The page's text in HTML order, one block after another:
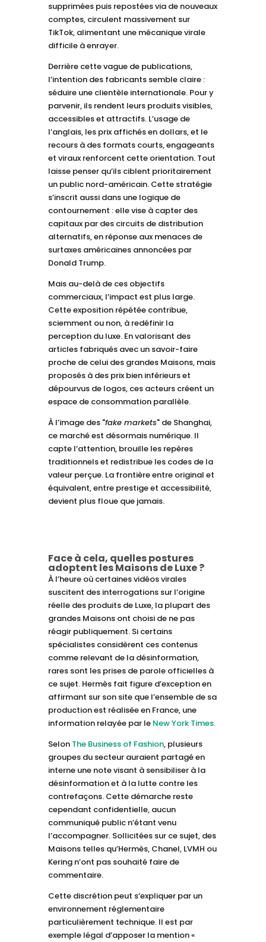
supprimées puis repostées via de nouveaux
comptes, circulent massivement sur
TikTok, alimentant une mécanique virale
difficile à enrayer.
Derrière cette vague de publications,
l’intention des fabricants semble claire :
séduire une clientèle internationale. Pour y
parvenir, ils rendent leurs produits visibles,
accessibles et attractifs. L’usage de
l’anglais, les prix affichés en dollars, et le
recours à des formats courts, engageants
et viraux renforcent cette orientation. Tout
laisse penser qu’ils ciblent prioritairement
un public nord-américain. Cette stratégie
s’inscrit aussi dans une logique de
contournement : elle vise à capter des
capitaux par des circuits de distribution
alternatifs, en réponse aux menaces de
surtaxes américaines annoncées par
Donald Trump.
Mais au-delà de ces objectifs
commerciaux, l’impact est plus large.
Cette exposition répétée contribue,
sciemment ou non, à redéfinir la
perception du luxe. En valorisant des
articles fabriqués avec un savoir-faire
proche de celui des grandes Maisons, mais
proposés à des prix bien inférieurs et
dépourvus de logos, ces acteurs créent un
espace de consommation parallèle.
À l’image des "fake markets" de Shanghai,
ce marché est désormais numérique. Il
capte l’attention, brouille les repères
traditionnels et redistribue les codes de la
valeur perçue. La frontière entre original et
équivalent, entre prestige et accessibilité,
devient plus floue que jamais.
Face à cela, quelles postures
adoptent les Maisons de Luxe ?
À l’heure où certaines vidéos virales
suscitent des interrogations sur l’origine
réelle des produits de Luxe, la plupart des
grandes Maisons ont choisi de ne pas
réagir publiquement. Si certains
spécialistes considèrent ces contenus
comme relevant de la désinformation,
rares sont les prises de parole officielles à
ce sujet. Hermès fait figure d’exception en
affirmant sur son site que l’ensemble de sa
production est réalisée en France, une
information relayée par le New York Times.
Selon The Business of Fashion, plusieurs
groupes du secteur auraient partagé en
interne une note visant à sensibiliser à la
désinformation et à la lutte contre les
contrefaçons. Cette démarche reste
cependant confidentielle, aucun
communiqué public n’étant venu
l’accompagner. Sollicitées sur ce sujet, des
Maisons telles qu’Hermès, Chanel, LVMH ou
Kering n’ont pas souhaité faire de
commentaire.
Cette discrétion peut s’expliquer par un
environnement réglementaire
particulièrement technique. Il est par
exemple légal d’apposer la mention «